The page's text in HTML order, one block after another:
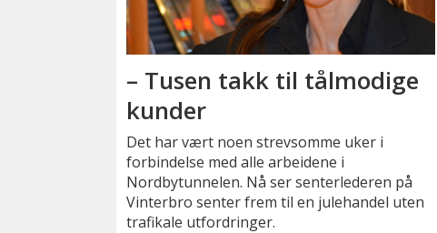
– Tusen takk til tålmodige
kunder
Det har vært noen strevsomme uker i
forbindelse med alle arbeidene i
Nordbytunnelen. Nå ser senterlederen på
Vinterbro senter frem til en julehandel uten
trafikale utfordringer.